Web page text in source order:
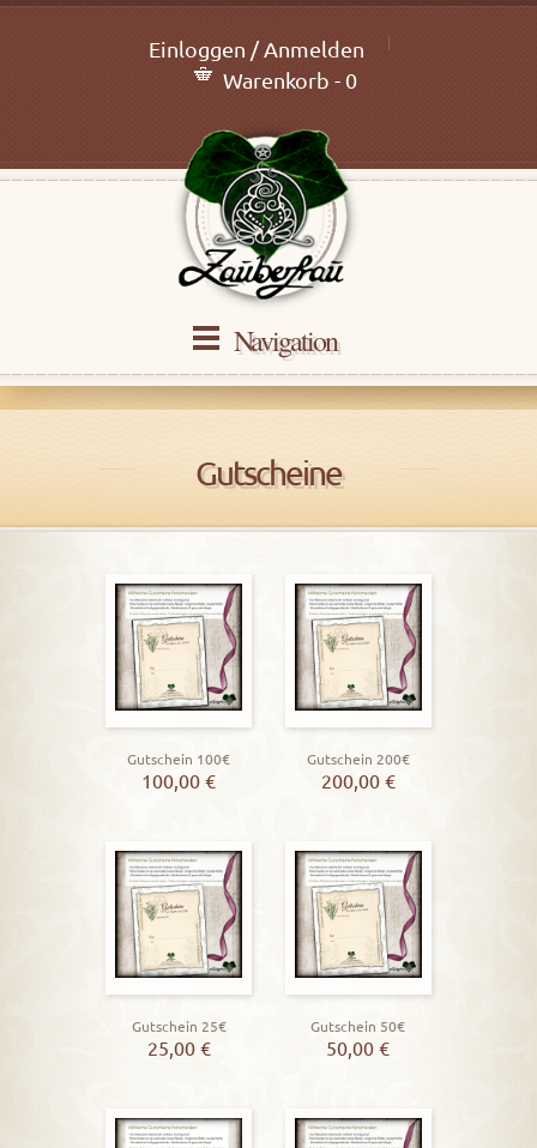
Einloggen / Anmelden
Warenkorb - 0
Navigation
Gutscheine
Gutschein 100€
100,00€
Gutschein 200€
200,00 €
Gutschein 25€
25,00 €
Gutschein 50€
50,00€